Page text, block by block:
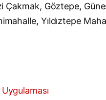
Çakmak, Göztepe,
Yıldıztepe